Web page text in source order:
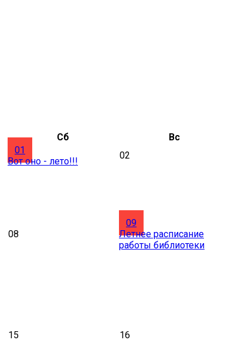
Сб
Вс
01
Вот оно - лето!!!
02
08
09
Летнее расписание
работы библиотеки
15 16